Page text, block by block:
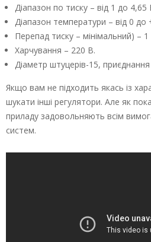
Діапазон по тиску – від 1 до 4,65
Діапазон температури – від 0 до
Перепад тиску – мінімальний) – 1
Харчування – 220 В.
Діаметр штуцерів-15,
Якщо вам не підходить якась із
шукати інші регулятори. Але як
приладу задовольняють всім
систем.